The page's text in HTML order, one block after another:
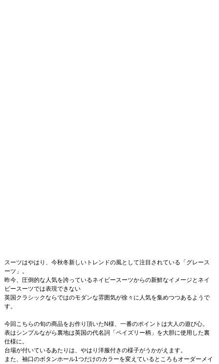
スーツはやはり、今秋冬新しいトレンドの風として注目されている「グレース
ーツ」。
昨今、圧倒的な人気を誇っているネイビースーツからの新鮮なイメージとネイ
ビースーツでは表現できない
英国クラシックならではのモダンな雰囲気が徐々に人気を集めつつあるようで
す。
今回こちらの旬の商品をお作り頂いたN様、一番のポイントは大人の遊び心。
表はシンプルながら裏地は英国の代名詞「ペイズリー柄」を大胆に使用した裏
仕様に。
台場が付いているあたりは、やはり洋服付きの様子がうかがえます。
また、袖口のボタンホール1つだけのカラーを変えているところもオーダーメイ